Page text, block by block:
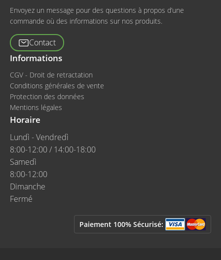
Envoyez un message pour des questions à propos d’une
commande où des informations sur nos produits.
Contact
Informations
CGV - Droit de retractation
Conditions générales de vente
Protection des données
Mentions légales
Horaire
Lundì - Vendredì
8:00-12:00 / 14:00-18:00
Samedì
8:00-12:00
Dimanche
Fermé
Paiement 100% Sécurisé: